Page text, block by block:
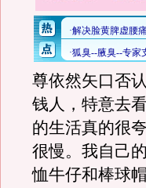
尊依然矢口否
钱人，特意去
的生活真的很
很慢。我自己
恤牛仔和棒球